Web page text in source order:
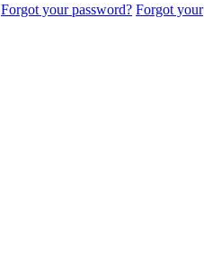
Forgot your password? Forgot your